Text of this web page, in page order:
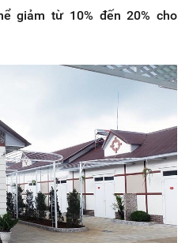
giảm từ 10% đến 20% cho